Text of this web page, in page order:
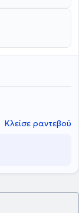
Κλείσε ραντεβού